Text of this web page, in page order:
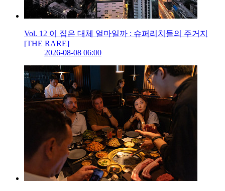
Vol. 12 이 집은 대체 얼마일까 : 슈퍼리치들의 주거지
[THE RARE]
2026-08-08 06:00